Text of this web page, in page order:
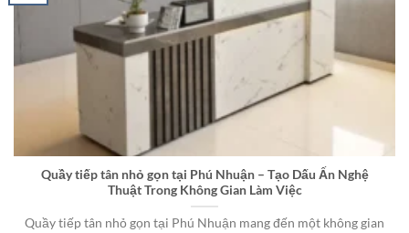
Quầy tiếp tân nhỏ gọn tại Phú Nhuận – Tạo Dấu Ấn Nghệ
Thuật Trong Không Gian Làm Việc
Quầy tiếp tân nhỏ gọn tại Phú Nhuận mang đến một không gian